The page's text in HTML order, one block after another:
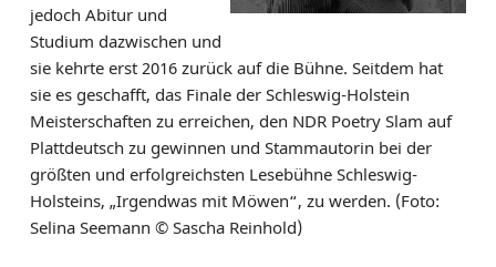
jedoch Abitur und
Studium dazwischen und
sie kehrte erst 2016 zurück auf die Bühne. Seitdem hat
sie es geschafft, das Finale der Schleswig-Holstein
Meisterschaften zu erreichen, den NDR Poetry Slam auf
Plattdeutsch zu gewinnen und Stammautorin bei der
größten und erfolgreichsten Lesebühne Schleswig-
Holsteins, „Irgendwas mit Möwen“, zu werden. (Foto:
Selina Seemann © Sascha Reinhold)